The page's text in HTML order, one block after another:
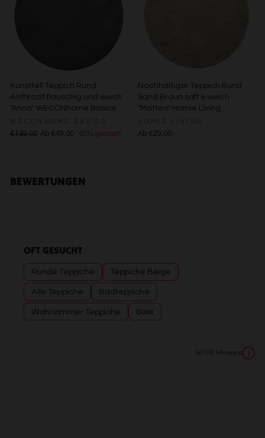
Kunstfell Teppich Rund
Anthrazit flauschig und weich
"Anna" WECONhome Basics
€139,00 Ab €49,00 65% gespart
Nachhaltiger Teppich Rund
Sand Braun soft & weich
"Matteo" Homie Living
Ab €29,00
BEWERTUNGEN
OFT GESUCHT
Runde Teppiche Teppiche Beige
Alle Teppiche Badteppiche
Wohnzimmer Teppiche Sale
GPSR Hinweis i